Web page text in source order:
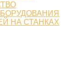
НА СТАНКАХ